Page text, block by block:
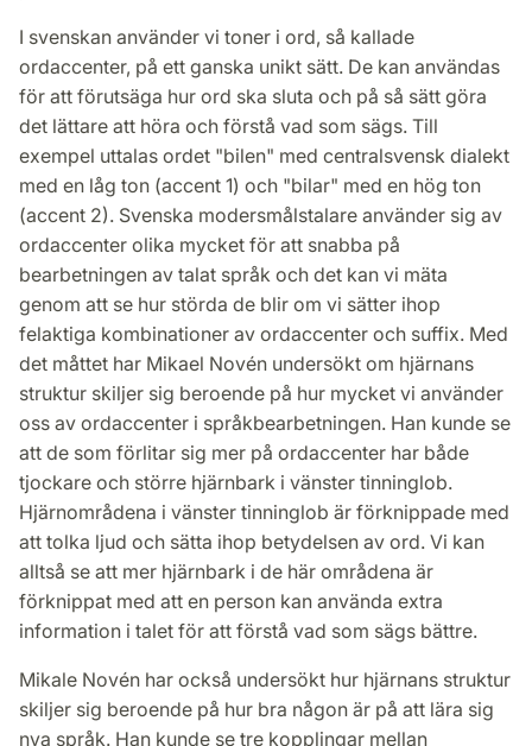
I svenskan använder vi toner i ord, så kallade
ordaccenter, på ett ganska unikt sätt. De kan användas
för att förutsäga hur ord ska sluta och på så sätt göra
det lättare att höra och förstå vad som sägs. Till
exempel uttalas ordet "bilen" med centralsvensk dialekt
med en låg ton (accent 1) och "bilar" med en hög ton
(accent 2). Svenska modersmålstalare använder sig av
ordaccenter olika mycket för att snabba på
bearbetningen av talat språk och det kan vi mäta
genom att se hur störda de blir om vi sätter ihop
felaktiga kombinationer av ordaccenter och suffix. Med
det måttet har Mikael Novén undersökt om hjärnans
struktur skiljer sig beroende på hur mycket vi använder
oss av ordaccenter i språkbearbetningen. Han kunde se
att de som förlitar sig mer på ordaccenter har både
tjockare och större hjärnbark i vänster tinninglob.
Hjärnområdena i vänster tinninglob är förknippade med
att tolka ljud och sätta ihop betydelsen av ord. Vi kan
alltså se att mer hjärnbark i de här områdena är
förknippat med att en person kan använda extra
information i talet för att förstå vad som sägs bättre.
Mikale Novén har också undersökt hur hjärnans struktur
skiljer sig beroende på hur bra någon är på att lära sig
nya språk. Han kunde se tre kopplingar mellan